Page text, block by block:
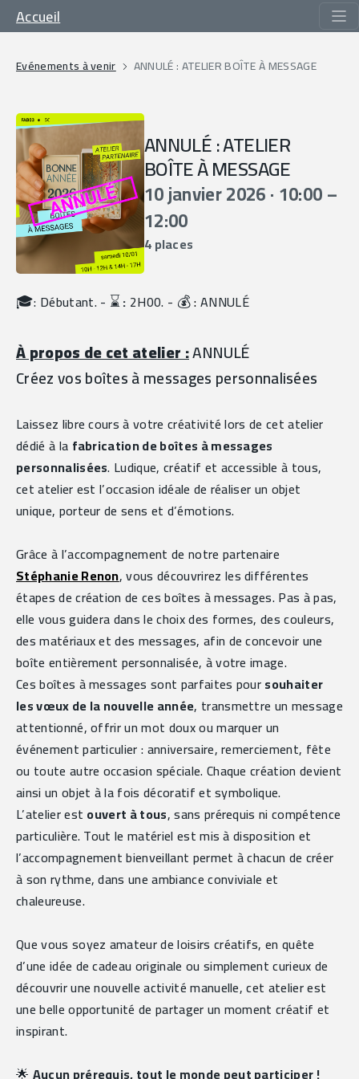
Accueil
Evénements à venir ANNULÉ : ATELIER BOÎTE À MESSAGE
ANNULÉ : ATELIER
BOÎTE À MESSAGE
10 janvier 2026 · 10:00 –
12:00
4 places
🎓: Débutant. - ⌛️ : 2H00. - 💰 : ANNULÉ
À propos de cet atelier : ANNULÉ
Créez vos boîtes à messages personnalisées
Laissez libre cours à votre créativité lors de cet atelier
dédié à la fabrication de boîtes à messages
personnalisées. Ludique, créatif et accessible à tous,
cet atelier est l’occasion idéale de réaliser un objet
unique, porteur de sens et d’émotions.
Stéphanie Renon, vous découvrirez les différentes
étapes de création de ces boîtes à messages. Pas à pas,
elle vous guidera dans le choix des formes, des couleurs,
des matériaux et des messages, afin de concevoir une
boîte entièrement personnalisée, à votre image.
Ces boîtes à messages sont parfaites pour souhaiter
les vœux de la nouvelle année, transmettre un message
attentionné, offrir un mot doux ou marquer un
événement particulier : anniversaire, remerciement, fête
ou toute autre occasion spéciale. Chaque création devient
ainsi un objet à la fois décoratif et symbolique.
L’atelier est ouvert à tous, sans prérequis ni compétence
particulière. Tout le matériel est mis à disposition et
l’accompagnement bienveillant permet à chacun de créer
à son rythme, dans une ambiance conviviale et
chaleureuse.
Que vous soyez amateur de loisirs créatifs, en quête
d’une idée de cadeau originale ou simplement curieux de
découvrir une nouvelle activité manuelle, cet atelier est
une belle opportunité de partager un moment créatif et
inspirant.
🌟 Aucun prérequis, tout le monde peut participer !